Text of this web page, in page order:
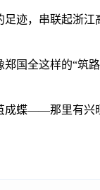
，串联起浙江
全这样的“筑
——那里有兴